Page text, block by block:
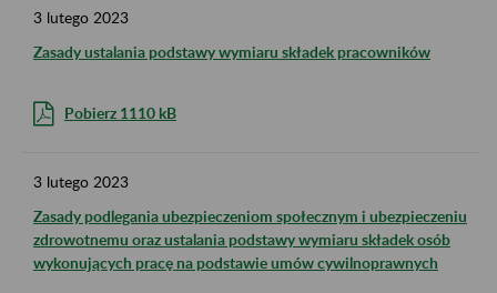
3 lutego 2023
Zasady ustalania podstawy wymiaru składek pracowników
Pobierz 1110 kB
3 lutego 2023
Zasady podlegania ubezpieczeniom społecznym i ubezpieczeniu
zdrowotnemu oraz ustalania podstawy wymiaru składek osób
wykonujących pracę na podstawie umów cywilnoprawnych